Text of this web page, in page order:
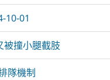
10-01
被撞小腿截肢
隊機制